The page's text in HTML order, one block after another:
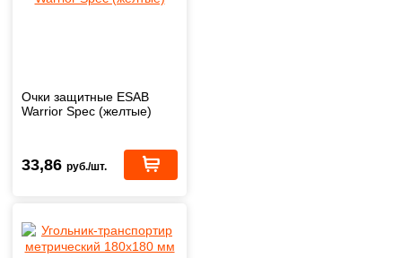
Очки защитные ESAB
Warrior Spec (желтые)
33,86 руб./шт.